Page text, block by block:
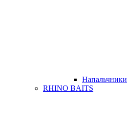
Напальчники
RHINO BAITS